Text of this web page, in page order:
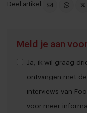
Deel artikel
Meld je aan
Ja, ik wil graag
ontvangen met
interviews van
voor meer